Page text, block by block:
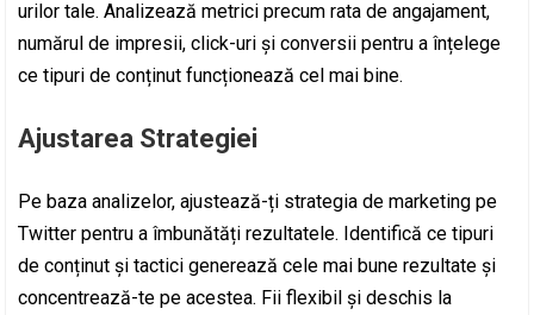
urilor tale. Analizează metrici precum rata de angajament,
numărul de impresii, click-uri și conversii pentru a înțelege
ce tipuri de conținut funcționează cel mai bine.
Ajustarea Strategiei
Pe baza analizelor, ajustează-ți strategia de marketing pe
Twitter pentru a îmbunătăți rezultatele. Identifică ce tipuri
de conținut și tactici generează cele mai bune rezultate și
concentrează-te pe acestea. Fii flexibil și deschis la